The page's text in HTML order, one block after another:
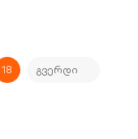
18